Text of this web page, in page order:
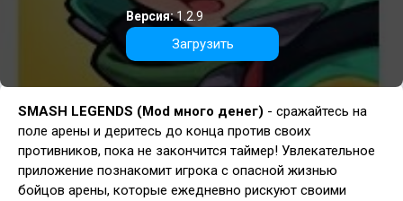
Версия:1.2.9
Загрузить
SMASH LEGENDS (Mod много денег) - сражайтесь на
поле арены и деритесь до конца против своих
противников, пока не закончится таймер! Увлекательное
приложение познакомит игрока с опасной жизнью
бойцов арены, которые ежедневно рискуют своими